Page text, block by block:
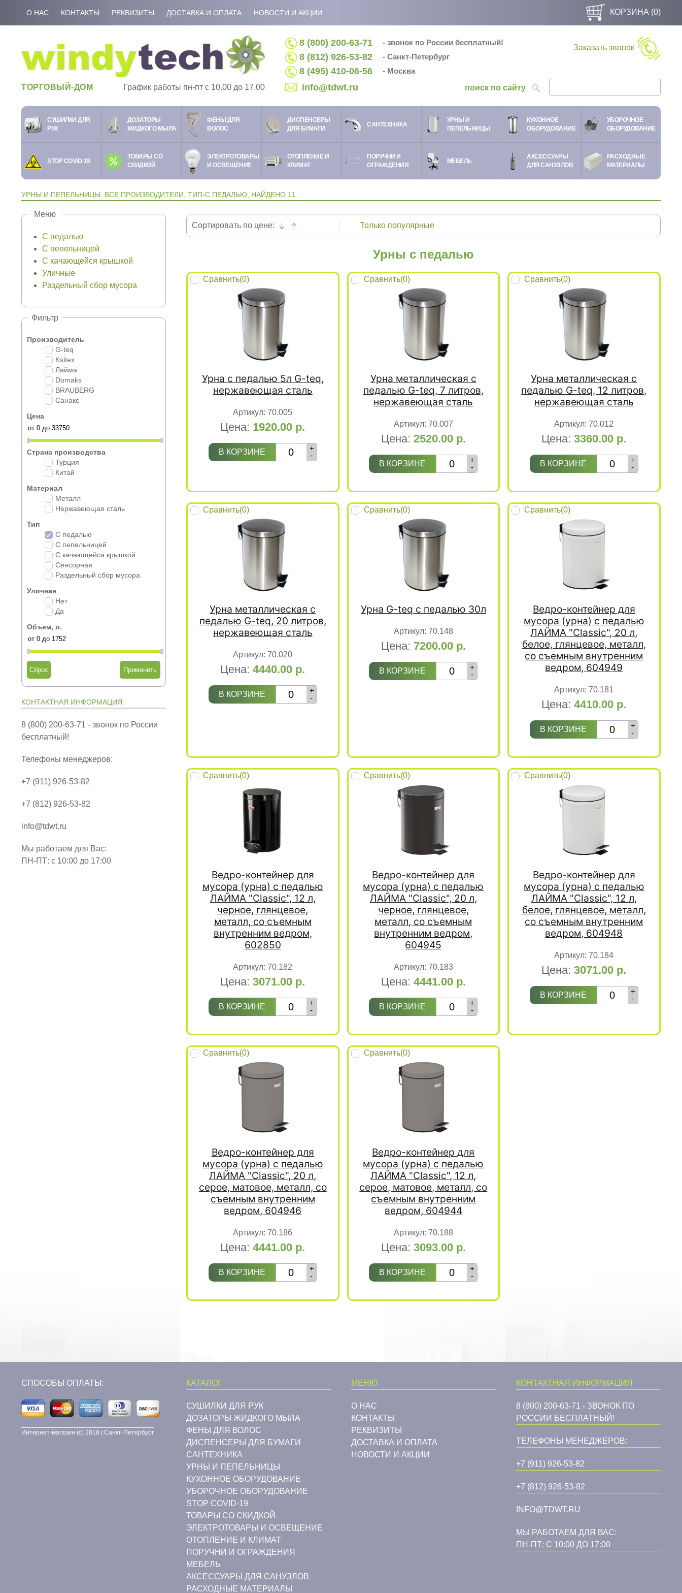
О НАС КОНТАКТЫ РЕКВИЗИТЫ ДОСТАВКА И ОПЛАТА НОВОСТИ И АКЦИИ КОРЗИНА (0)
ТОРГОВЫЙ-ДОМ График работы пн-пт c 10.00 до 17.00
8 (800) 200-63-71 - звонок по России бесплатный!
8 (812) 926-53-82 - Санкт-Петербург
8 (495) 410-06-56 - Москва
info@tdwt.ru
Заказать звонок
поиск по сайту
СУШИЛКИ ДЛЯ
РУК
ДОЗАТОРЫ
ЖИДКОГО МЫЛА
ФЕНЫ ДЛЯ
ВОЛОС
ДИСПЕНСЕРЫ
ДЛЯ БУМАГИ
CАНТЕХНИКА
УРНЫ И
ПЕПЕЛЬНИЦЫ
КУХОННОЕ
ОБОРУДОВАНИЕ
УБОРОЧНОЕ
ОБОРУДОВАНИЕ
STOP COVID-19
ТОВАРЫ СО
СКИДКОЙ
ЭЛЕКТРОТОВАРЫ
И ОСВЕЩЕНИЕ
ОТОПЛЕНИЕ И
КЛИМАТ
ПОРУЧНИ И
ОГРАЖДЕНИЯ
МЕБЕЛЬ
АКСЕССУАРЫ
ДЛЯ САНУЗЛОВ
РАСХОДНЫЕ
МАТЕРИАЛЫ
УРНЫ И ПЕПЕЛЬНИЦЫ. ВСЕ ПРОИЗВОДИТЕЛИ, ТИП-С ПЕДАЛЬЮ, НАЙДЕНО 11.
Меню
С педалью
С пепельницей
С качающейся крышкой
Уличные
Раздельный сбор мусора
Фильтр
Производитель
G-teq
Ksitex
Лайма
Domaks
BRAUBERG
Санакс
Цена
Страна производства
Турция
Китай
Материал
Металл
Нержавеющая сталь
Тип
С педалью
С пепельницей
С качающейся крышкой
Сенсорная
Раздельный сбор мусора
Уличная
Нет
Да
Объем, л.
Сброс
КОНТАКТНАЯ ИНФОРМАЦИЯ
8 (800) 200-63-71 - звонок по России
бесплатный!
Телефоны менеджеров:
+7 (911) 926-53-82
+7 (812) 926-53-82
info@tdwt.ru
Мы работаем для Вас:
ПН-ПТ: с 10:00 до 17:00
Сортировать по цене: Только популярные
Урны с педалью
Сравнить(0)
Урна с педалью 5л G-teq,
нержавеющая сталь
Артикул:70.005
Цена: 1920.00 р.
В КОРЗИНЕ -
+
Сравнить(0)
Урна металлическая с
педалью G-teq, 7 литров,
нержавеющая сталь
Артикул: 70.007
Цена: 2520.00 р.
В КОРЗИНЕ -
+
Сравнить(0)
Урна металлическая с
педалью G-teq, 12 литров,
нержавеющая сталь
Артикул:70.012
Цена:3360.00 р.
В КОРЗИНЕ -
+
Сравнить(0)
Урна металлическая с
педалью G-teq, 20 литров,
нержавеющая сталь
Артикул:70.020
Цена:4440.00 р.
В КОРЗИНЕ -
+
Сравнить(0)
Урна G-teq с педалью 30л
Артикул: 70.148
Цена: 7200.00 р.
В КОРЗИНЕ -
+
Сравнить(0)
Ведро-контейнер для
мусора (урна) с педалью
ЛАЙМА "Classic", 20 л,
белое, глянцевое, металл,
со съемным внутренним
ведром, 604949
Артикул:70.181
Цена:4410.00 р.
В КОРЗИНЕ -
+
Сравнить(0)
Ведро-контейнер для
мусора (урна) с педалью
ЛАЙМА "Classic", 12 л,
черное, глянцевое,
металл, со съемным
внутренним ведром,
602850
Артикул:70.182
Цена:3071.00 р.
В КОРЗИНЕ -
+
Сравнить(0)
Ведро-контейнер для
мусора (урна) с педалью
ЛАЙМА "Classic", 20 л,
черное, глянцевое,
металл, со съемным
внутренним ведром,
604945
Артикул: 70.183
Цена: 4441.00 р.
В КОРЗИНЕ -
+
Сравнить(0)
Ведро-контейнер для
мусора (урна) с педалью
ЛАЙМА "Classic", 12 л,
белое, глянцевое, металл,
со съемным внутренним
ведром, 604948
Артикул:70.184
Цена:3071.00 р.
В КОРЗИНЕ -
+
Сравнить(0)
Ведро-контейнер для
мусора (урна) с педалью
ЛАЙМА "Classic", 20 л,
серое, матовое, металл, со
съемным внутренним
ведром, 604946
Артикул:70.186
Цена:4441.00 р.
В КОРЗИНЕ -
+
Сравнить(0)
Ведро-контейнер для
мусора (урна) с педалью
ЛАЙМА "Classic", 12 л,
серое, матовое, металл, со
съемным внутренним
ведром, 604944
Артикул: 70.188
Цена: 3093.00 р.
В КОРЗИНЕ -
+
СПОСОБЫ ОПЛАТЫ:
Интернет-магазин (c) 2018 г.Санкт-Петербург
КАТАЛОГ
СУШИЛКИ ДЛЯ РУК
ДОЗАТОРЫ ЖИДКОГО МЫЛА
ФЕНЫ ДЛЯ ВОЛОС
ДИСПЕНСЕРЫ ДЛЯ БУМАГИ
CАНТЕХНИКА
УРНЫ И ПЕПЕЛЬНИЦЫ
КУХОННОЕ ОБОРУДОВАНИЕ
УБОРОЧНОЕ ОБОРУДОВАНИЕ
STOP COVID-19
ТОВАРЫ СО СКИДКОЙ
ЭЛЕКТРОТОВАРЫ И ОСВЕЩЕНИЕ
ОТОПЛЕНИЕ И КЛИМАТ
ПОРУЧНИ И ОГРАЖДЕНИЯ
МЕБЕЛЬ
АКСЕССУАРЫ ДЛЯ САНУЗЛОВ
РАСХОДНЫЕ МАТЕРИАЛЫ
МЕНЮ
О НАС
КОНТАКТЫ
РЕКВИЗИТЫ
ДОСТАВКА И ОПЛАТА
НОВОСТИ И АКЦИИ
КОНТАКТНАЯ ИНФОРМАЦИЯ
8 (800) 200-63-71 - ЗВОНОК ПО
РОССИИ БЕСПЛАТНЫЙ!
ТЕЛЕФОНЫ МЕНЕДЖЕРОВ:
+7 (911) 926-53-82
+7 (812) 926-53-82
INFO@TDWT.RU
МЫ РАБОТАЕМ ДЛЯ ВАС:
ПН-ПТ: С 10:00 ДО 17:00